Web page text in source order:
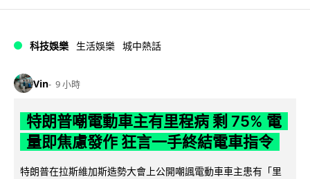
科技娛樂 生活娛樂 城中熱話
Vin 9 小時
特朗普嘲電動車主有里程病 剩 75% 電
量即焦慮發作 狂言一手終結電車指令
特朗普在拉斯維加斯造勢大會上公開嘲諷電動車車主患有「里